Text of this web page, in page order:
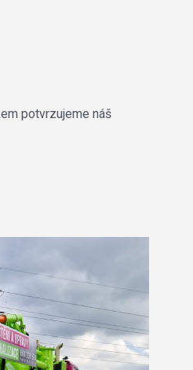
potvrzujeme náš